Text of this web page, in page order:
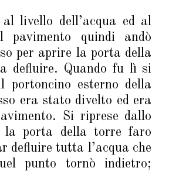
al livello dell’acqua ed al
pavimento quindi andò
per aprire la porta della
defluire. Quando fu lì si
portoncino esterno della
era stato divelto ed era
Si riprese dallo
la porta della torre faro
defluire tutta l’acqua che
punto tornò indietro;